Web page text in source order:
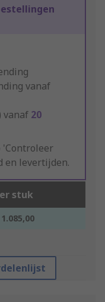
vanaf
vanaf 20
'Controleer
en levertijden.
stuk